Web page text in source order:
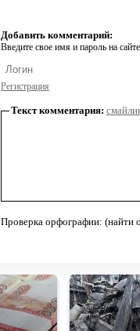
Добавить комментарий:
Введите свое имя и пароль на
Регистрация
Текст комментария:
Проверка орфографии: (найти